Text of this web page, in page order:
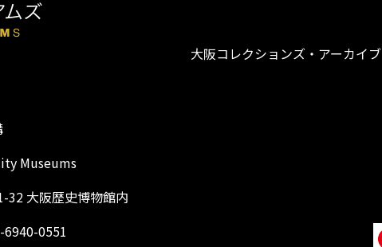
大阪コレクションズ・アーカイブ
Museums
32 大阪歴史博物館内
6940-0551